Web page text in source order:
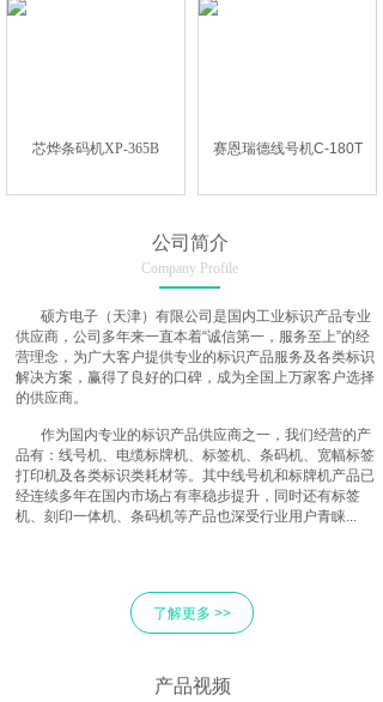
赛恩瑞德线号机C-180T
芯烨条码机XP-365B
公司简介
Company Profile
硕方电子（天津）有限公司是国内工业标识产品专业
供应商，公司多年来一直本着“诚信第一，服务至上”的经
营理念，为广大客户提供专业的标识产品服务及各类标识
解决方案，赢得了良好的口碑，成为全国上万家客户选择
的供应商。
作为国内专业的标识产品供应商之一，我们经营的产
品有：线号机、电缆标牌机、标签机、条码机、宽幅标签
打印机及各类标识类耗材等。其中线号机和标牌机产品已
经连续多年在国内市场占有率稳步提升，同时还有标签
机、刻印一体机、条码机等产品也深受行业用户青睐...
了解更多 >>
产品视频